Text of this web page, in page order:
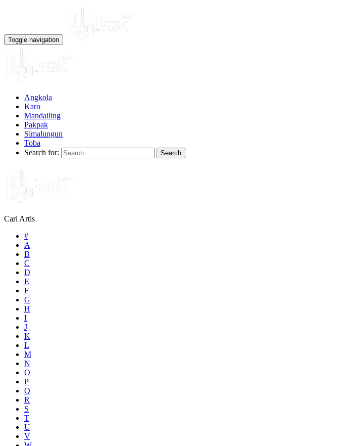
Toggle navigation
Angkola
Karo
Mandailing
Pakpak
Simalungun
Toba
Search for:
Cari Artis
#
A
B
C
D
E
F
G
H
I
J
K
L
M
N
O
P
Q
R
S
T
U
V